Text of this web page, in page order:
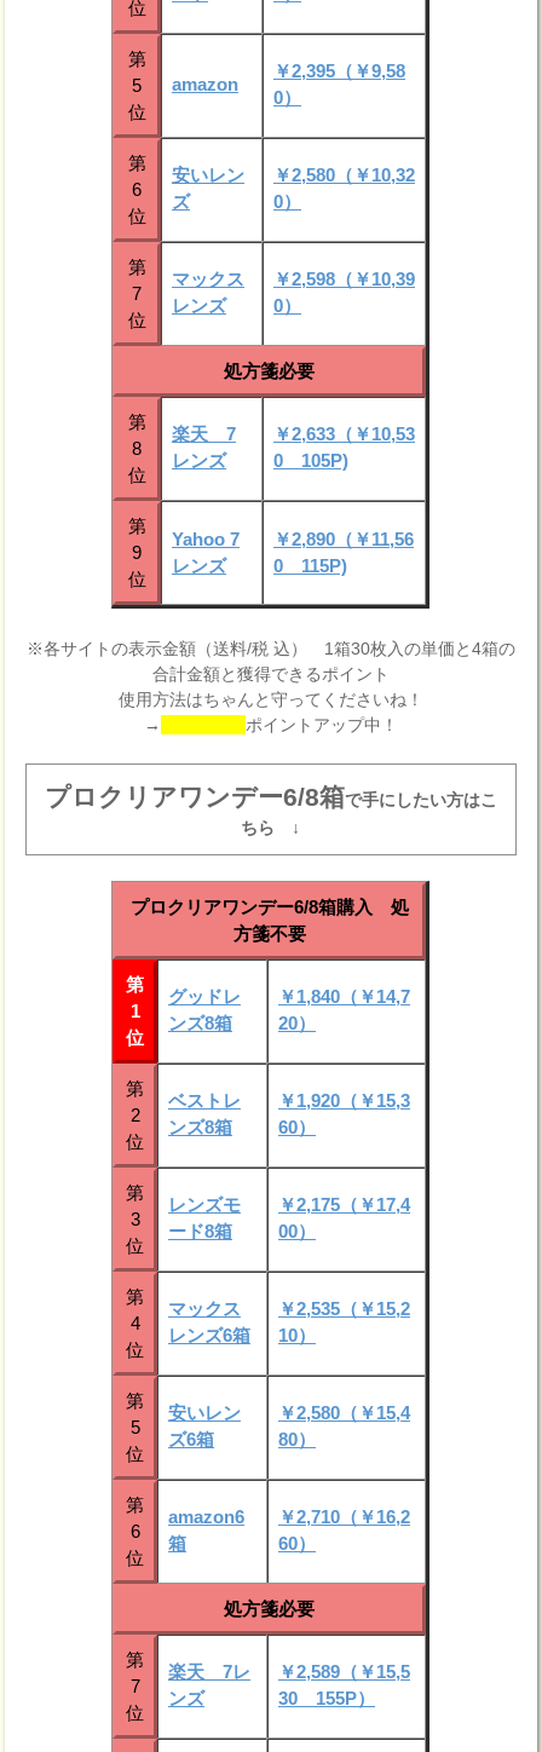
位
第
5
位
amazon
￥2,395（￥9,58
0）
第
6
位
安いレン
ズ
￥2,580（￥10,32
0）
第
7
位
マックス
レンズ
￥2,598（￥10,39
0）
処方箋必要
第
8
位
楽天 7
レンズ
￥2,633（￥10,53
0 105P)
第
9
位
Yahoo 7
レンズ
￥2,890（￥11,56
0 115P)
※各サイトの表示金額（送料/税 込） 1箱30枚入の単価と4箱の
合計金額と獲得できるポイント
使用方法はちゃんと守ってくださいね！
→
ポイントアップ中！
プロクリアワンデー6/8箱で手にしたい方はこ
ちら ↓
プロクリアワンデー6/8箱購入 処
方箋不要
第
1
位
グッドレ
ンズ8箱
￥1,840（￥14,7
20）
第
2
位
ベストレ
ンズ8箱
￥1,920（￥15,3
60）
第
3
位
レンズモ
ード8箱
￥2,175（￥17,4
00）
第
4
位
マックス
レンズ6箱
￥2,535（￥15,2
10）
第
5
位
安いレン
ズ6箱
￥2,580（￥15,4
80）
第
6
位
amazon6
箱
￥2,710（￥16,2
60）
処方箋必要
第
7
位
楽天 7レ
ンズ
￥2,589（￥15,5
30 155P）